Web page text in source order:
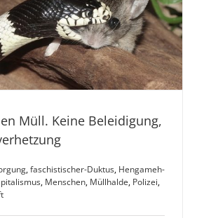
Müll. Keine Beleidigung,
,faschistischer-Duktus, Hengameh-
, Menschen, Müllhalde, Polizei,